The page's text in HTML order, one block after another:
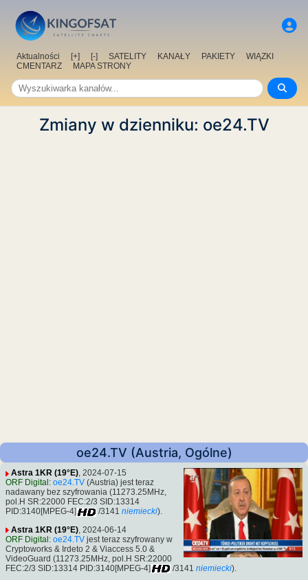
Aktualności [+] [-] SATELITY KANAŁY PAKIETY
WIĄZKI
CMENTARZ
MAPA STRONY
Zmiany w dzienniku: oe24.TV
oe24.TV (Austria, Ogólne)
Astra 1KR (19°E), 2024-07-15
ORF Digital : oe24.TV (Austria) jest teraz
nadawany bez szyfrowania (11273.25MHz,
pol.H SR:22000 FEC:2/3 SID:13314
PID:3140[MPEG-4]
/3141 niemiecki).
Astra 1KR (19°E) , 2024-06-14
ORF Digital: oe24.TV jest teraz szyfrowany w
Cryptoworks & Irdeto 2 & Viaccess 5.0 &
VideoGuard (11273.25MHz, pol.H SR:22000
FEC:2/3 SID:13314 PID:3140[MPEG-4]
/3141 niemiecki).